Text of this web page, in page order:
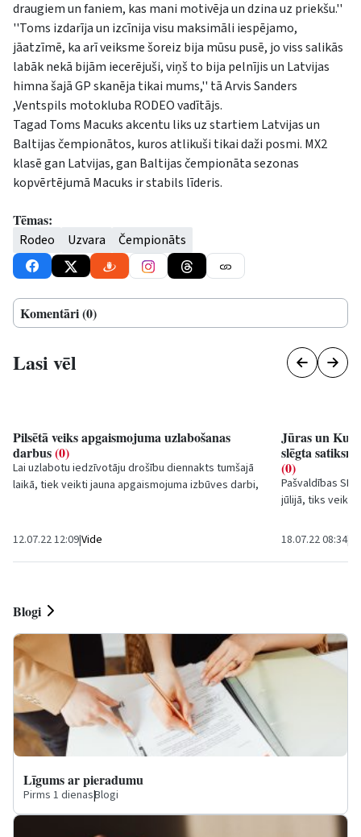
draugiem un faniem, kas mani motivēja un dzina uz priekšu.''
''Toms izdarīja un izcīnija visu maksimāli iespējamo,
jāatzīmē, ka arī veiksme šoreiz bija mūsu pusē, jo viss salikās
labāk nekā bijām iecerējuši, viņš to bija pelnījis un Latvijas
himna šajā GP skanēja tikai mums,'' tā Arvis Sanders
,Ventspils motokluba RODEO vadītājs.
Tagad Toms Macuks akcentu liks uz startiem Latvijas un
Baltijas čempionātos, kuros atlikuši tikai daži posmi. MX2
klasē gan Latvijas, gan Baltijas čempionāta sezonas
kopvērtējumā Macuks ir stabils līderis.
Tēmas:
Rodeo Uzvara Čempionāts
Komentāri (0)
Lasi vēl
Pilsētā veiks apgaismojuma uzlabošanas
darbus(0)
Lai uzlabotu iedzīvotāju drošību diennakts tumšajā
laikā, tiek veikti jauna apgaismojuma izbūves darbi,
12.07.22 12:09|Vide
Jūras un
slēgta
(0)
Pašvaldības SIA
jūlijā, tiks veikti
18.07.22 08:34|
Blogi
Līgums ar pieradumu
Pirms 1 dienas|Blogi